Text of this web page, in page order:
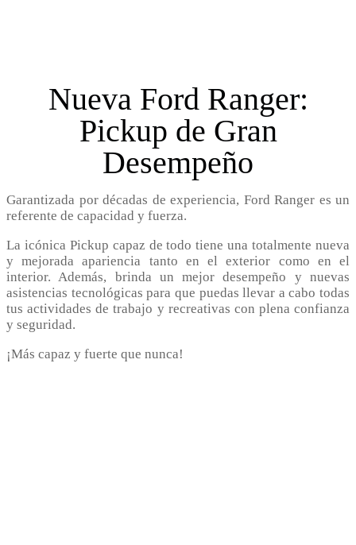
Nueva Ford Ranger:
Pickup de Gran
Desempeño
Garantizada por décadas de experiencia, Ford Ranger es un
referente de capacidad y fuerza.
La icónica Pickup capaz de todo tiene una totalmente nueva
y mejorada apariencia tanto en el exterior como en el
interior. Además, brinda un mejor desempeño y nuevas
asistencias tecnológicas para que puedas llevar a cabo todas
tus actividades de trabajo y recreativas con plena confianza
y seguridad.
¡Más capaz y fuerte que nunca!